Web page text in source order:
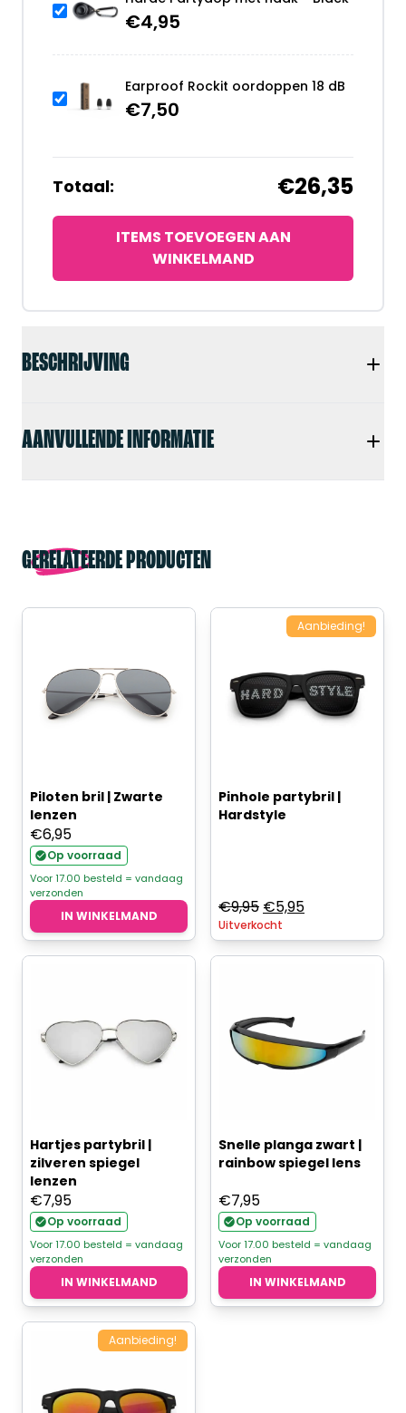
BESCHRIJVING
AANVULLENDE INFORMATIE
€4,95
Earproof Rockit oordoppen 18 dB
€7,50
Totaal: €26,35
ITEMS TOEVOEGEN AAN
WINKELMAND
GERELATEERDE PRODUCTEN
Piloten bril | Zwarte
lenzen
€6,95
Op voorraad
Voor 17.00 besteld = vandaag
verzonden
IN WINKELMAND
Aanbieding!
Pinhole partybril |
Hardstyle
€9,95 Oorspronkelijke
prijs
was:
€5,95Huidige
is:
Uitverkocht
Hartjes partybril |
zilveren spiegel
lenzen
€7,95
Op voorraad
Voor 17.00 besteld = vandaag
verzonden
IN WINKELMAND
Snelle planga zwart |
rainbow spiegel lens
€7,95
Op voorraad
Voor 17.00 besteld = vandaag
verzonden
IN WINKELMAND
Aanbieding!